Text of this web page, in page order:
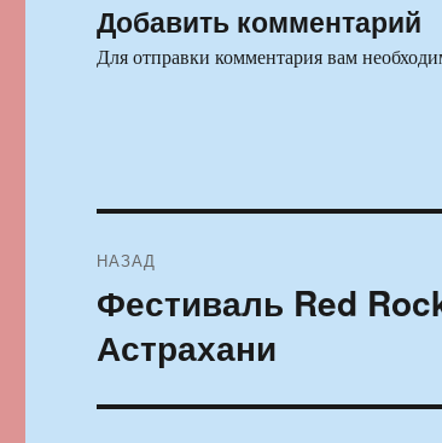
Добавить комментарий
Для отправки комментария вам
по
записям
НАЗАД
Предыдущая
Фестиваль Red
Астрахани